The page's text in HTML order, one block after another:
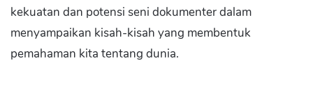
kekuatan dan potensi seni dokumenter dalam
menyampaikan kisah-kisah yang membentuk
pemahaman kita tentang dunia.